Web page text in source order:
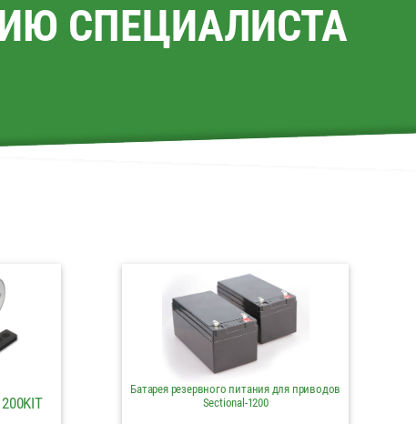
СПЕЦИАЛИСТА
Батарея резервного питания для приводов
Sectional-1200